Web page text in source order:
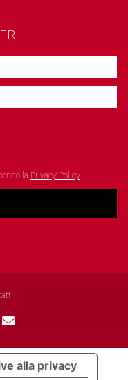
la Privacy Policy
alla privacy